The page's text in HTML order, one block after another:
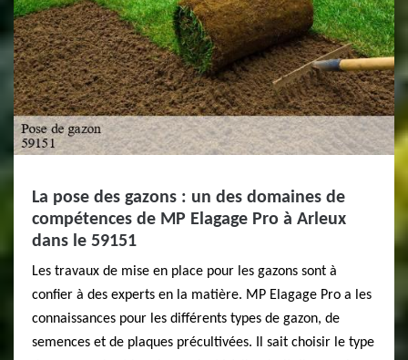
La pose des gazons : un des domaines de
compétences de MP Elagage Pro à Arleux
dans le 59151
Les travaux de mise en place pour les gazons sont à
confier à des experts en la matière. MP Elagage Pro a les
connaissances pour les différents types de gazon, de
semences et de plaques précultivées. Il sait choisir le type